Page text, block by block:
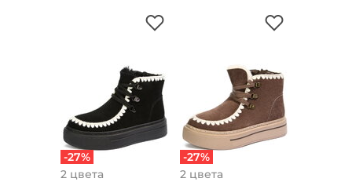
-27%
2 цвета
-27%
2 цвета